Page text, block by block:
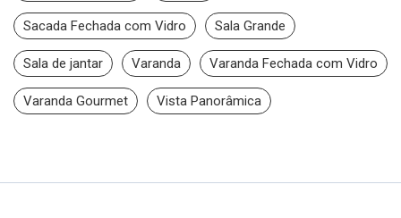
Sacada Fechada com Vidro Sala Grande
Sala de jantar Varanda Varanda Fechada com Vidro
Varanda Gourmet Vista Panorâmica